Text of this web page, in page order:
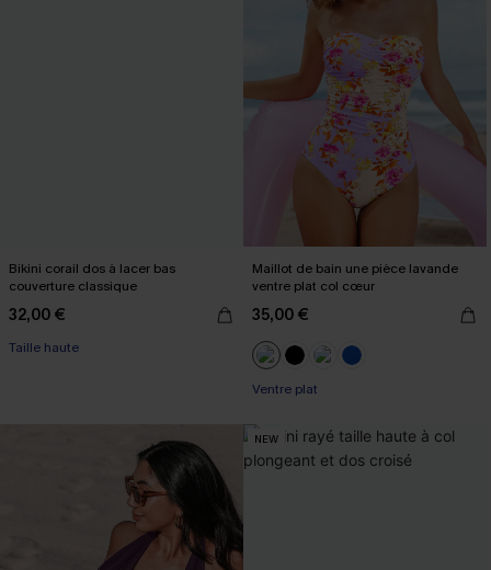
Bikini corail dos à lacer bas
couverture classique
32,00 €
Taille haute
Maillot de bain une pièce lavande
ventre plat col cœur
35,00 €
Ventre plat
NEW